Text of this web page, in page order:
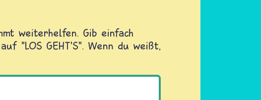
weiterhelfen. Gib einfach
"LOS GEHT'S". Wenn du weißt,